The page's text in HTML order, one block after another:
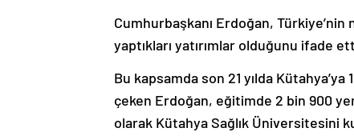
Cumhurbaşkanı Erdoğan,
yaptıkları yatırımlar olduğunu ifade
Bu kapsamda son 21 yılda Kütahya’ya
çeken Erdoğan, eğitimde 2 bin 900
olarak Kütahya Sağlık Üniversitesini